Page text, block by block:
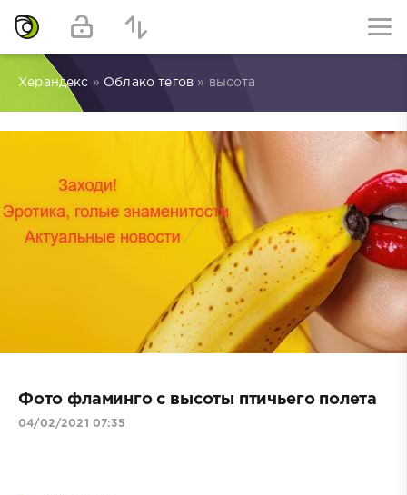
Херандекс » Облако тегов » высота
Фото фламинго с высоты птичьего полета
04/02/2021 07:35